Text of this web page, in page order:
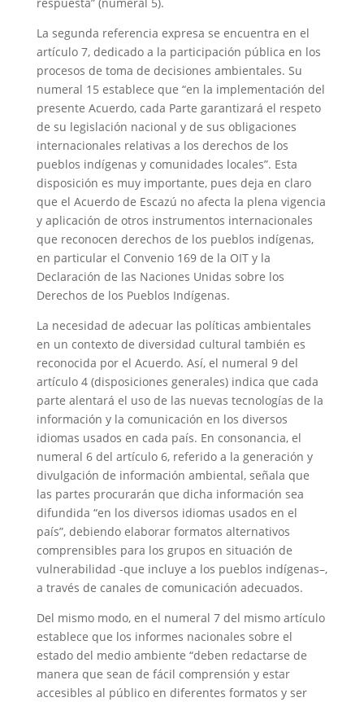
respuesta” (numeral 5).
La segunda referencia expresa se encuentra en el
artículo 7, dedicado a la participación pública en los
procesos de toma de decisiones ambientales. Su
numeral 15 establece que “en la implementación del
presente Acuerdo, cada Parte garantizará el respeto
de su legislación nacional y de sus obligaciones
internacionales relativas a los derechos de los
pueblos indígenas y comunidades locales”. Esta
disposición es muy importante, pues deja en claro
que el Acuerdo de Escazú no afecta la plena vigencia
y aplicación de otros instrumentos internacionales
que reconocen derechos de los pueblos indígenas,
en particular el Convenio 169 de la OIT y la
Declaración de las Naciones Unidas sobre los
Derechos de los Pueblos Indígenas.
La necesidad de adecuar las políticas ambientales
en un contexto de diversidad cultural también es
reconocida por el Acuerdo. Así, el numeral 9 del
artículo 4 (disposiciones generales) indica que cada
parte alentará el uso de las nuevas tecnologías de la
información y la comunicación en los diversos
idiomas usados en cada país. En consonancia, el
numeral 6 del artículo 6, referido a la generación y
divulgación de información ambiental, señala que
las partes procurarán que dicha información sea
difundida “en los diversos idiomas usados en el
país”, debiendo elaborar formatos alternativos
comprensibles para los grupos en situación de
vulnerabilidad -que incluye a los pueblos indígenas–,
a través de canales de comunicación adecuados.
Del mismo modo, en el numeral 7 del mismo artículo
establece que los informes nacionales sobre el
estado del medio ambiente “deben redactarse de
manera que sean de fácil comprensión y estar
accesibles al público en diferentes formatos y ser